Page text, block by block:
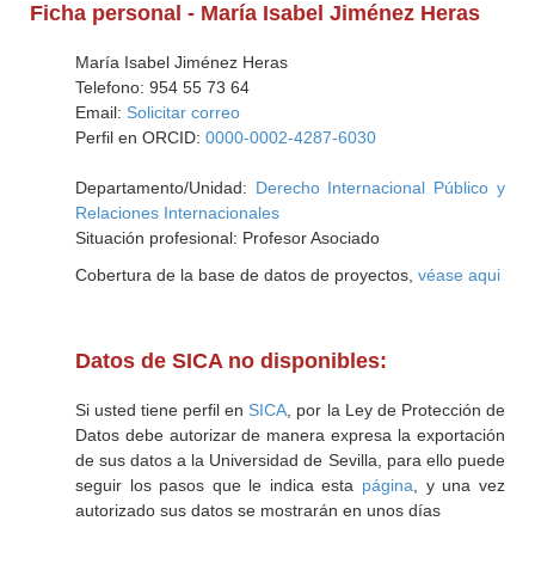
Ficha personal - María Isabel Jiménez Heras
María Isabel Jiménez Heras
Telefono: 954 55 73 64
Email: Solicitar correo
Perfil en ORCID: 0000-0002-4287-6030
Departamento/Unidad: Derecho Internacional Público y
Relaciones Internacionales
Situación profesional: Profesor Asociado
Cobertura de la base de datos de proyectos, véase aqui
Datos de SICA no disponibles:
Si usted tiene perfil en SICA , por la Ley de Protección de
Datos debe autorizar de manera expresa la exportación
de sus datos a la Universidad de Sevilla, para ello puede
seguir los pasos que le indica esta página , y una vez
autorizado sus datos se mostrarán en unos días